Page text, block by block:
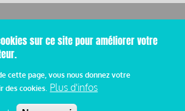
et condition générale d’utilisation et
sur ce site pour améliorer votre
cette page, vous nous donnez votre
des cookies. Plus d'infos